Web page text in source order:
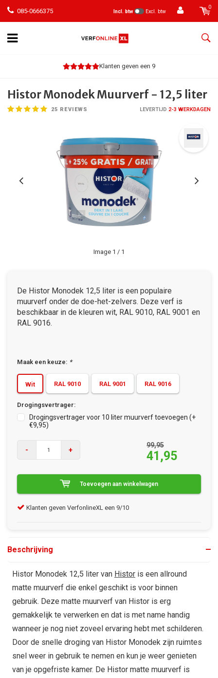
085-0666375 Incl. btw Excl. btw
0
Klanten geven een 9
Histor Monodek Muurverf - 12,5 liter
25 REVIEWS LEVERTIJD 2-3 WERKDAGEN
Image 1 / 1
De Histor Monodek 12,5 liter is een populaire
muurverf onder de doe-het-zelvers. Deze verf is
beschikbaar in de kleuren wit, RAL 9010, RAL 9001 en
RAL 9016.
Maak een keuze: *
Wit RAL 9010 RAL 9001 RAL 9016
Drogingsvertrager:
Drogingsvertrager voor 10 liter muurverf toevoegen (+
€9,95)
- +
99,95
41,95
Toevoegen aan winkelwagen
Klanten geven VerfonlineXL een 9/10
Beschrijving
Histor Monodek 12,5 liter van Histor is een allround
matte muurverf die enkel geschikt is voor binnen
gebruik. Deze matte muurverf van Histor is erg
gemakkelijk te verwerken en dat is met name handig
wanneer je nog niet zoveel ervaring hebt met schilderen.
Door de snelle droging van Histor Monodek zijn ruimtes
snel weer in gebruik te nemen en kun je weer genieten
van je opgefriste kamer. De Histor matte muurverf is